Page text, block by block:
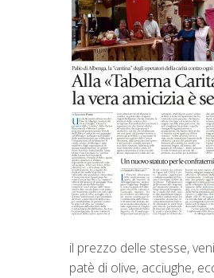
il prezzo delle stesse,
patè di olive, acciughe,